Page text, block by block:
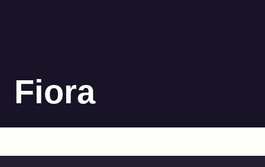
Fiora